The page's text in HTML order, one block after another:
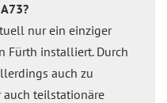
nur ein einziger
Fürth installiert. Durch
auch zu
teilstationäre